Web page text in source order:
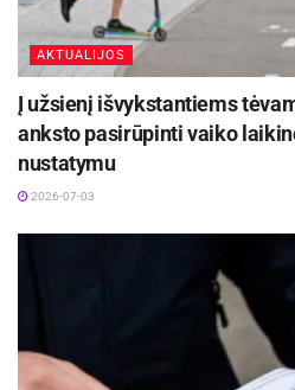
AKTUALIJOS
Į užsienį išvykstantiems
anksto pasirūpinti vaiko
nustatymu
2026-07-03